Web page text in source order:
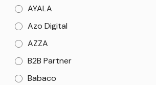
AYALA
Azo Digital
AZZA
B2B Partner
Babaco